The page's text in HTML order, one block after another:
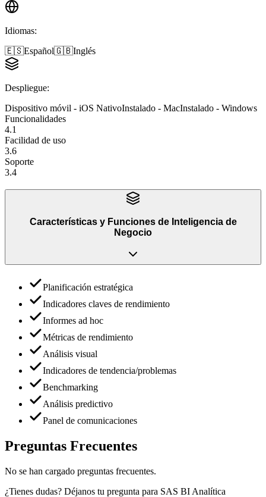
Idiomas:
🇪🇸Español🇬🇧Inglés
Despliegue:
Dispositivo móvil - iOS NativoInstalado - MacInstalado - Windows
Funcionalidades
4.1
Facilidad de uso
3.6
Soporte
3.4
Características y Funciones de Inteligencia de
Negocio
Planificación estratégica
Indicadores claves de rendimiento
Informes ad hoc
Métricas de rendimiento
Análisis visual
Indicadores de tendencia/problemas
Benchmarking
Análisis predictivo
Panel de comunicaciones
Preguntas Frecuentes
No se han cargado preguntas frecuentes.
¿Tienes dudas? Déjanos tu pregunta para SAS BI Analítica